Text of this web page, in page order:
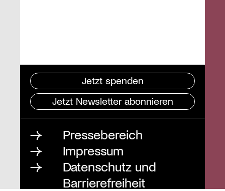
Jetzt spenden
Jetzt Newsletter abonnieren
Pressebereich
Impressum
Datenschutz und
Barrierefreiheit